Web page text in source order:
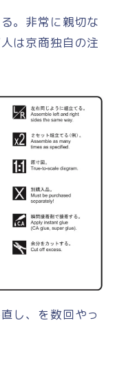
。非常に親切な
は京商独自の注
し、を数回やっ